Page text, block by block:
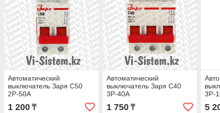
Автоматический
выключатель Заря C50
2P-50A
1 200 ₸
Автоматический
выключатель Заря C40
3P-40A
1 750₸
3P-
5